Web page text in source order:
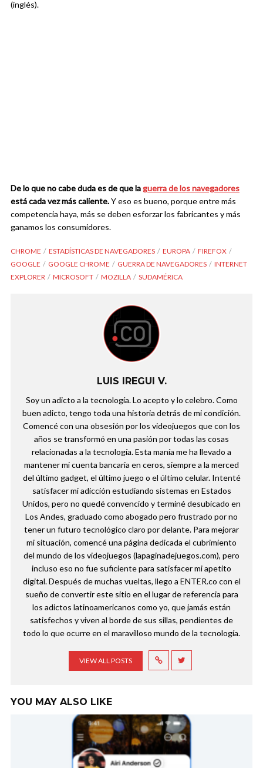
(inglés).
De lo que no cabe duda es de que laguerra de los navegadores
está cada vez más caliente.Y eso es bueno, porque entre más
competencia haya, más se deben esforzar los fabricantes y más
ganamos los consumidores.
CHROME ESTADÍSTICAS DE NAVEGADORES EUROPA
FIREFOX
GOOGLE
GOOGLE CHROME GUERRA DE NAVEGADORES
INTERNET
EXPLORER
MICROSOFT MOZILLA SUDAMÉRICA
LUIS IREGUI V.
Soy un adicto a la tecnología. Lo acepto y lo celebro. Como
buen adicto, tengo toda una historia detrás de mi condición.
Comencé con una obsesión por los videojuegos que con los
años se transformó en una pasión por todas las cosas
relacionadas a la tecnología. Esta manía me ha llevado a
mantener mi cuenta bancaria en ceros, siempre a la merced
del último gadget, el último juego o el último celular. Intenté
satisfacer mi adicción estudiando sistemas en Estados
Unidos, pero no quedé convencido y terminé desubicado en
Los Andes, graduado como abogado pero frustrado por no
tener un futuro tecnológico claro por delante. Para mejorar
mi situación, comencé una página dedicada el cubrimiento
del mundo de los videojuegos (lapaginadejuegos.com), pero
incluso eso no fue suficiente para satisfacer mi apetito
digital. Después de muchas vueltas, llego a ENTER.co con el
sueño de convertir este sitio en el lugar de referencia para
los adictos latinoamericanos como yo, que jamás están
satisfechos y viven al borde de sus sillas, pendientes de
todo lo que ocurre en el maravilloso mundo de la tecnología.
VIEW ALL POSTS
YOU MAY ALSO LIKE